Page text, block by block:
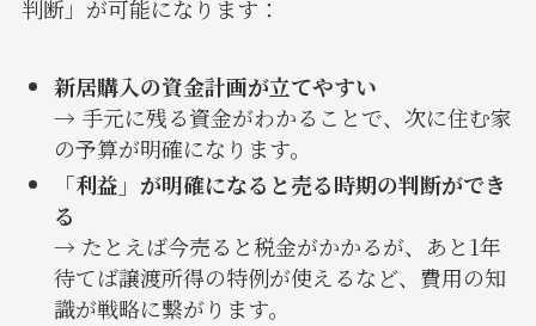
判断」が可能になります：
新居購入の資金計画が立てやすい
→ 手元に残る資金がわかることで、次に住む家
の予算が明確になります。
「利益」が明確になると売る時期の判断ができ
る
→ たとえば今売ると税金がかかるが、あと1年
待てば譲渡所得の特例が使えるなど、費用の知
識が戦略に繋がります。